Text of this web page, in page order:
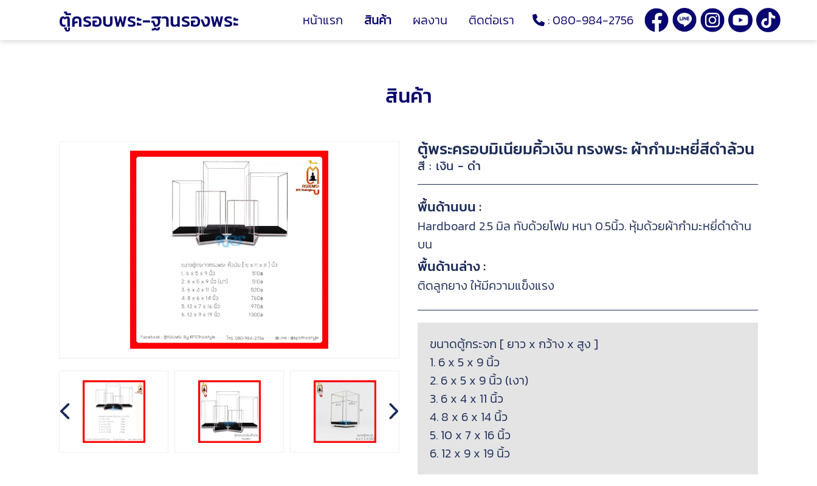
ตู้ครอบพระ-ฐานรองพระ หน้าแรก สินค้า ผลงาน ติดต่อเรา : 080-984-2756
สินค้า
ตู้พระครอบมิเนียมคิ้วเงิน ทรงพระ ผ้ากำมะหยี่สีดำล้วน
สี : เงิน - ดำ
พื้นด้านบน :
Hardboard 2.5 มิล ทับด้วยโฟม หนา 0.5นิ้ว. หุ้มด้วยผ้ากำมะหยี่ดำด้าน
บน
พื้นด้านล่าง :
ติดลูกยาง ให้มีความแข็งแรง
ขนาดตู้กระจก [ ยาว x กว้าง x สูง ]
1. 6 x 5 x 9 นิ้ว
2. 6 x 5 x 9 นิ้ว (เงา)
3. 6 x 4 x 11 นิ้ว
4. 8 x 6 x 14 นิ้ว
5. 10 x 7 x 16 นิ้ว
6. 12 x 9 x 19 นิ้ว